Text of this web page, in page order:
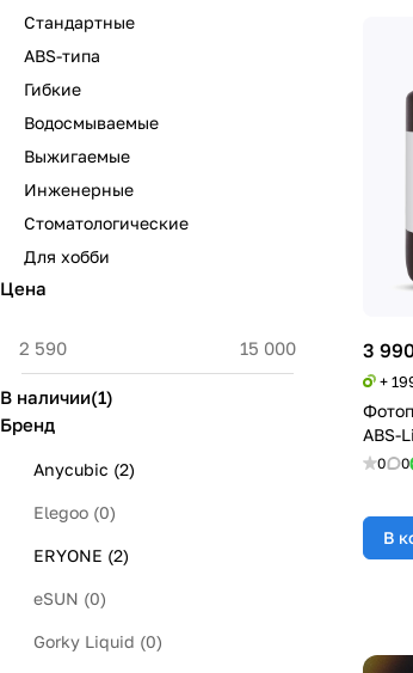
3
+
ABS-
0 0
В
Стандартные
ABS-типа
Гибкие
Водосмываемые
Выжигаемые
Инженерные
Стоматологические
Для хобби
Цена
В наличии(1)
Бренд
Anycubic (2)
Elegoo (0)
ERYONE (2)
eSUN (0)
Gorky Liquid (0)